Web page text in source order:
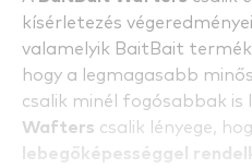
kísérletezés
valamelyik BaitBait
hogy a legmagasabb
csalik minél fogósabbak is
Wafters csalik lényege,
lebegőképességgel